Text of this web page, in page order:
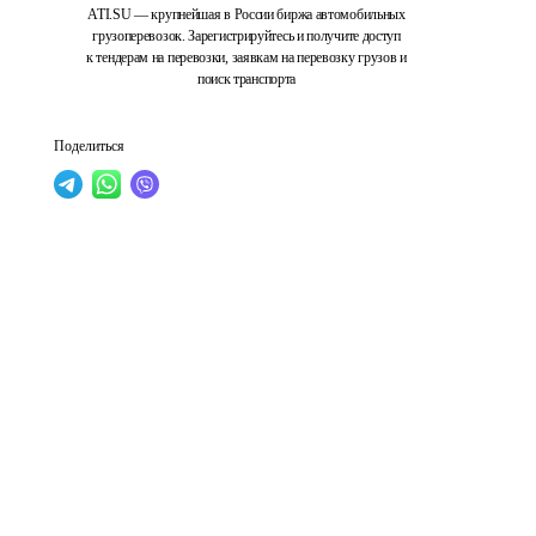
ATI.SU — крупнейшая в России биржа автомобильных
грузоперевозок. Зарегистрируйтесь и получите доступ
к тендерам на перевозки, заявкам на перевозку грузов и
поиск транспорта
Поделиться